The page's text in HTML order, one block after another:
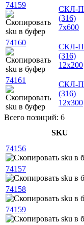
74159
СКЛ-П
(316)
7х600
74160
СКЛ-П
(316)
12х200
74161
СКЛ-П
(316)
12х300
Всего позиций: 6
SKU
74156
74157
74158
74159